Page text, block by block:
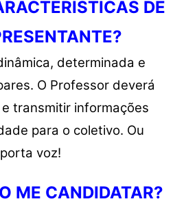
DE
determinada e
O Professor deverá
transmitir informações
para o coletivo. Ou
voz!
ME CANDIDATAR?